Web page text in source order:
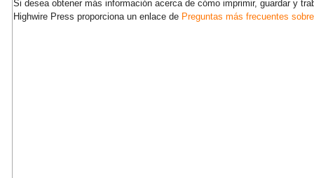
Si desea obtener más información acerca de cómo imprimir, guardar y
Highwire Press proporciona un enlace de Preguntas más frecuentes